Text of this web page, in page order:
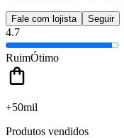
Fale com lojista Seguir
4.7
RuimÓtimo
+50mil
Produtos vendidos